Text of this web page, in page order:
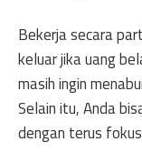
Bekerja secara
keluar jika uang
masih ingin
Selain itu, Anda
dengan terus